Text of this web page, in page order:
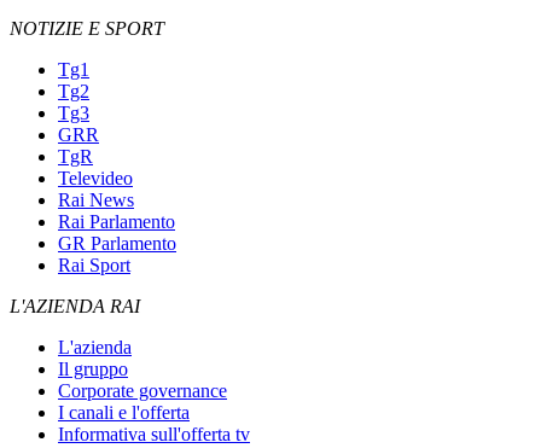
NOTIZIE E SPORT
Tg1
Tg2
Tg3
GRR
TgR
Televideo
Rai News
Rai Parlamento
GR Parlamento
Rai Sport
L'AZIENDA RAI
L'azienda
Il gruppo
Corporate governance
I canali e l'offerta
Informativa sull'offerta tv